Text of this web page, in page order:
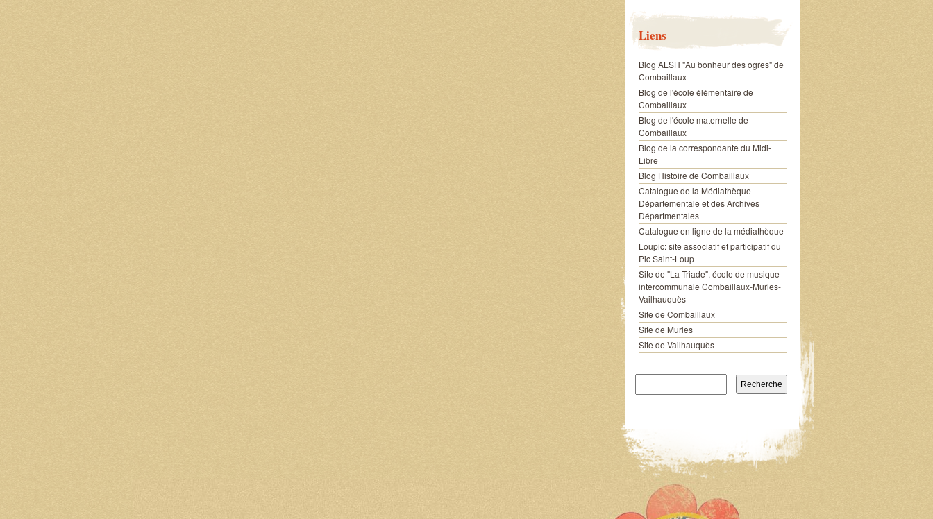
Liens
Blog ALSH "Au bonheur des ogres" de
Combaillaux
Blog de l'école élémentaire de
Combaillaux
Blog de l'école maternelle de
Combaillaux
Blog de la correspondante du Midi-
Libre
Blog Histoire de Combaillaux
Catalogue de la Médiathèque
Départementale et des Archives
Départmentales
Catalogue en ligne de la médiathèque
Loupic: site associatif et participatif du
Pic Saint-Loup
Site de "La Triade", école de musique
intercommunale Combaillaux-Murles-
Vailhauquès
Site de Combaillaux
Site de Murles
Site de Vailhauquès
Recherche pour: